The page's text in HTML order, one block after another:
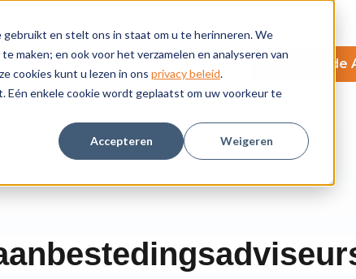
en stelt ons in staat om u te herinneren. We
maken; en ook voor het verzamelen en analyseren van
cookies kunt u lezen in ons privacy beleid.
Eén enkele cookie wordt geplaatst om uw voorkeur te
Accepteren Weigeren
Submenu tonen voor Digitalisering
Thema's
Submenu tonen voor Thema's
Klanten
Submenu tonen voor
Insights
Submenu tonen voor Insights
Over ons
Submenu tonen voor
Vraag nu de